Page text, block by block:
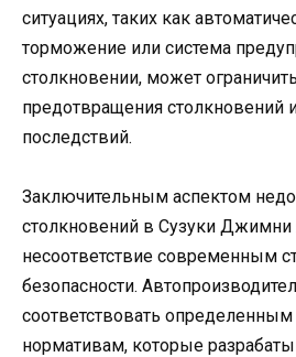
ситуациях, таких как
торможение или система
столкновении, может
предотвращения столкновений
последствий.
Заключительным аспектом
столкновений в Сузуки Джимни
несоответствие современным
безопасности.
соответствовать
нормативам, которые